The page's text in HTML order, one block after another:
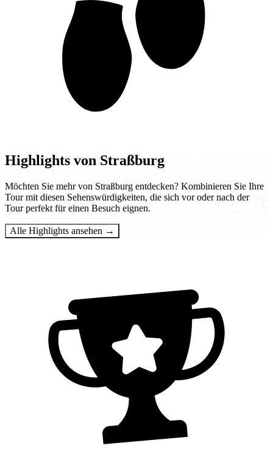
Highlights von Straßburg
Möchten Sie mehr von Straßburg entdecken? Kombinieren Sie Ihre
Tour mit diesen Sehenswürdigkeiten, die sich vor oder nach der
Tour perfekt für einen Besuch eignen.
Alle Highlights ansehen →